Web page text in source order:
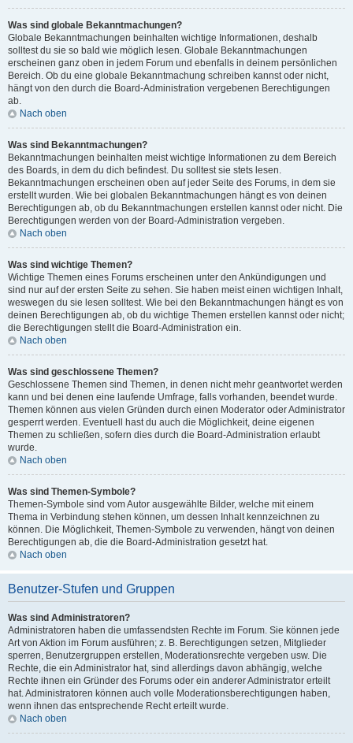
Was sind globale Bekanntmachungen?
Globale Bekanntmachungen beinhalten wichtige Informationen, deshalb
solltest du sie so bald wie möglich lesen. Globale Bekanntmachungen
erscheinen ganz oben in jedem Forum und ebenfalls in deinem persönlichen
Bereich. Ob du eine globale Bekanntmachung schreiben kannst oder nicht,
hängt von den durch die Board-Administration vergebenen Berechtigungen
ab.
Nach oben
Was sind Bekanntmachungen?
Bekanntmachungen beinhalten meist wichtige Informationen zu dem Bereich
des Boards, in dem du dich befindest. Du solltest sie stets lesen.
Bekanntmachungen erscheinen oben auf jeder Seite des Forums, in dem sie
erstellt wurden. Wie bei globalen Bekanntmachungen hängt es von deinen
Berechtigungen ab, ob du Bekanntmachungen erstellen kannst oder nicht. Die
Berechtigungen werden von der Board-Administration vergeben.
Nach oben
Was sind wichtige Themen?
Wichtige Themen eines Forums erscheinen unter den Ankündigungen und
sind nur auf der ersten Seite zu sehen. Sie haben meist einen wichtigen Inhalt,
weswegen du sie lesen solltest. Wie bei den Bekanntmachungen hängt es von
deinen Berechtigungen ab, ob du wichtige Themen erstellen kannst oder nicht;
die Berechtigungen stellt die Board-Administration ein.
Nach oben
Was sind geschlossene Themen?
Geschlossene Themen sind Themen, in denen nicht mehr geantwortet werden
kann und bei denen eine laufende Umfrage, falls vorhanden, beendet wurde.
Themen können aus vielen Gründen durch einen Moderator oder Administrator
gesperrt werden. Eventuell hast du auch die Möglichkeit, deine eigenen
Themen zu schließen, sofern dies durch die Board-Administration erlaubt
wurde.
Nach oben
Was sind Themen-Symbole?
Themen-Symbole sind vom Autor ausgewählte Bilder, welche mit einem
Thema in Verbindung stehen können, um dessen Inhalt kennzeichnen zu
können. Die Möglichkeit, Themen-Symbole zu verwenden, hängt von deinen
Berechtigungen ab, die die Board-Administration gesetzt hat.
Nach oben
Benutzer-Stufen und Gruppen
Was sind Administratoren?
Administratoren haben die umfassendsten Rechte im Forum. Sie können jede
Art von Aktion im Forum ausführen; z. B. Berechtigungen setzen, Mitglieder
sperren, Benutzergruppen erstellen, Moderationsrechte vergeben usw. Die
Rechte, die ein Administrator hat, sind allerdings davon abhängig, welche
Rechte ihnen ein Gründer des Forums oder ein anderer Administrator erteilt
hat. Administratoren können auch volle Moderationsberechtigungen haben,
wenn ihnen das entsprechende Recht erteilt wurde.
Nach oben